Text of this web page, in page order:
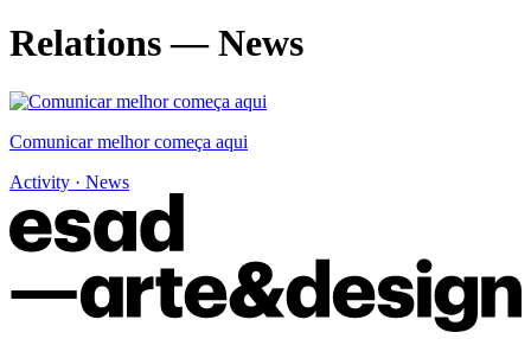
Relations — News
Comunicar melhor começa aqui
Activity · News